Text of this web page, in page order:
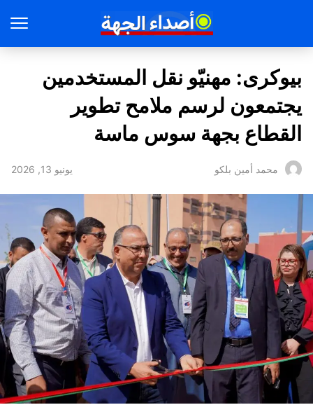
بيوكرى: مهنيّو نقل المستخدمين
يجتمعون لرسم ملامح تطوير
القطاع بجهة سوس ماسة
محمد أمين بلكو يونيو 13, 2026